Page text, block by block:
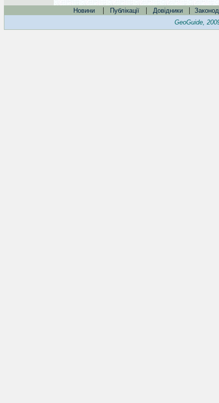
Новини | Публікації | Довідники |
GeoGuide,